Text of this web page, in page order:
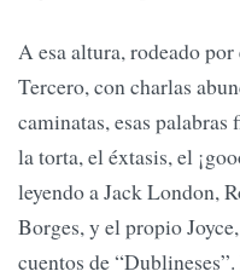
A esa altura, rodeado
Tercero, con charlas
caminatas, esas
la torta, el éxtasis, el
leyendo a Jack London,
Borges, y el propio
cuentos de